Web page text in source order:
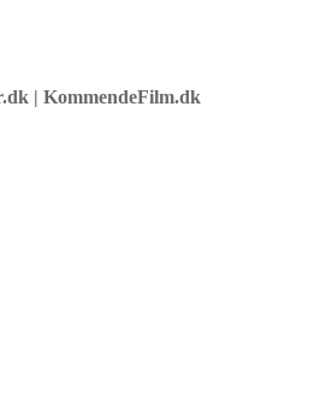
| KommendeFilm.dk